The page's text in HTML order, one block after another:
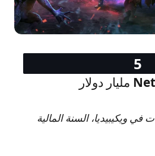
ويكيبيديا، السنة المالية